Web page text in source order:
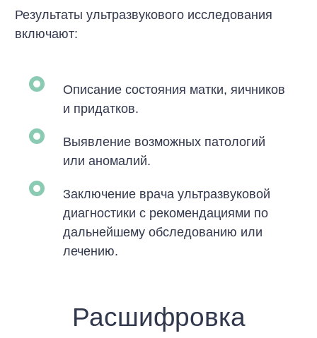
Результаты ультразвукового исследования
включают:
Описание состояния матки, яичников
и придатков.
Выявление возможных патологий
или аномалий.
Заключение врача ультразвуковой
диагностики с рекомендациями по
дальнейшему обследованию или
лечению.
Расшифровка